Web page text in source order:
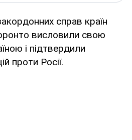
справ країн
висловили свою
і підтвердили
проти Росії.